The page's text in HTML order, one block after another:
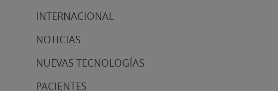
INTERNACIONAL
NOTICIAS
NUEVAS TECNOLOGÍAS
PACIENTES